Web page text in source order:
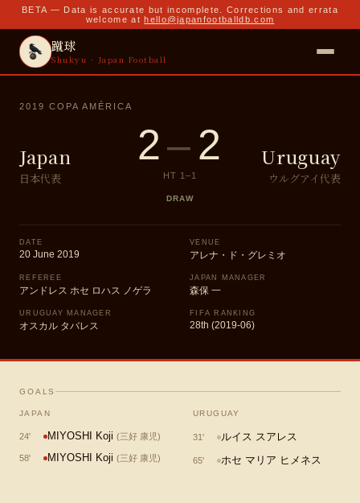
BETA — Data is accurate but incomplete. Corrections and errata
welcome at hello@japanfootballdb.com
蹴球
Shukyu · Japan Football
2019 COPA AMÉRICA
Japan
日本代表
2–2
HT 1 –1
DRAW
Uruguay
ウルグアイ代表
DATE
20 June 2019
VENUE
アレナ・ド・グレミオ
REFEREE
アンドレス ホセ ロハス ノゲラ
JAPAN MANAGER
森保 一
URUGUAY MANAGER
オスカル タバレス
FIFA RANKING
28th (2019-06)
GOALS
JAPAN
24' MIYOSHI Koji (三好 康児)
58' MIYOSHI Koji (三好 康児)
URUGUAY
31' ルイス スアレス
65' ホセ マリア ヒメネス